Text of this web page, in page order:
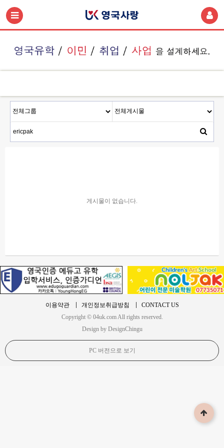
게시물이 없습니다.
이용약관 개인정보취급방침
CONTACT US
Copyright © 04uk.com All rights reserved.
Design by DesignChingu
PC 버전으로 보기